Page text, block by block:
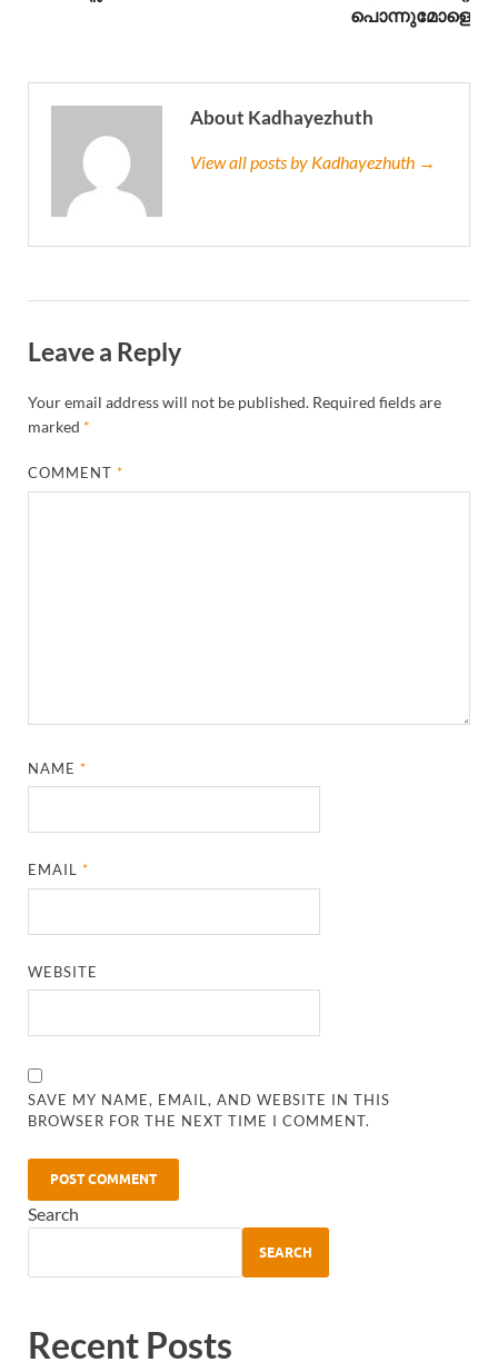
പൊന്നുമോളെ
About Kadhayezhuth
View all posts by Kadhayezhuth →
Leave a Reply
Your email address will not be published. Required fields are
marked *
COMMENT*
NAME*
EMAIL*
WEBSITE
SAVE MY NAME, EMAIL, AND WEBSITE IN THIS
BROWSER FOR THE NEXT TIME I COMMENT.
Search
SEARCH
Recent Posts